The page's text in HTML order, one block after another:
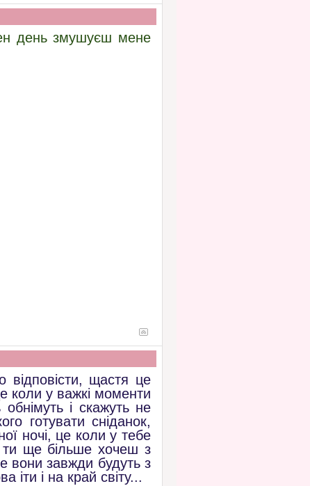
день змушуєш мене
щастя це
коли у важкі моменти
і скажуть не
готувати сніданок,
ночі, це коли у тебе
ще більше хочеш з
вони завжди будуть з
іти і на край світу...